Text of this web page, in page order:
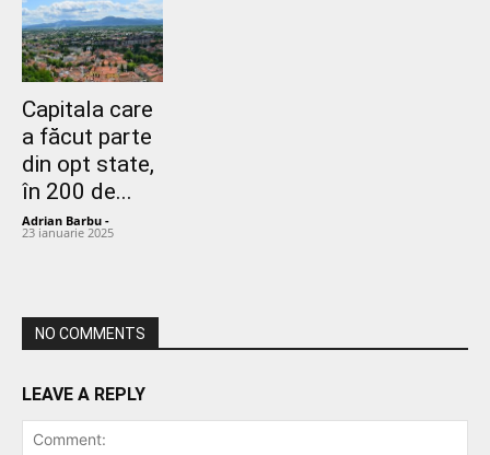
Capitala care
a făcut parte
din opt state,
în 200 de...
Adrian Barbu -
23 ianuarie 2025
NO COMMENTS
LEAVE A REPLY